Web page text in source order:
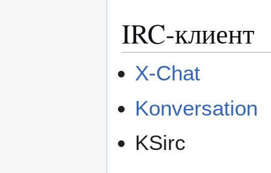
IRC-клиент
X-Chat
Konversation
KSirc